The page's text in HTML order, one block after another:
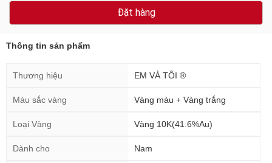
Đặt hàng
Thông tin sản phẩm
Thương hiệu EM VÀ TÔI ®
Màu sắc vàng Vàng màu + Vàng trắng
Loại Vàng Vàng 10K(41.6%Au)
Dành cho Nam